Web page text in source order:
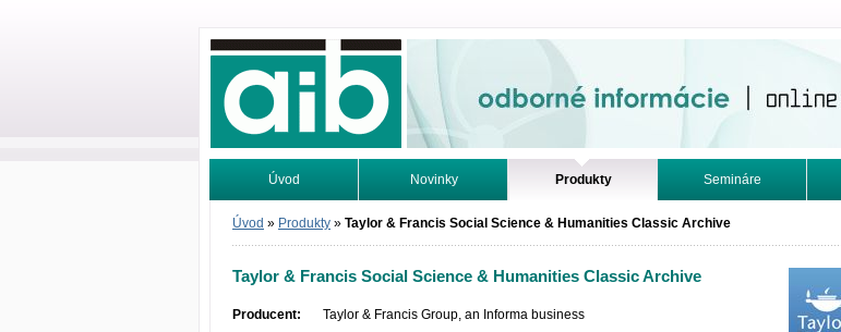
Odborné informácie. Online.
Úvod Novinky Produkty Semináre
Vyhľadávanie Tutoriály
Úvod » Produkty » Taylor & Francis Social Science & Humanities Classic Archive
Taylor & Francis Social Science & Humanities Classic Archive
Producent:
Taylor & Francis Group, an Informa business